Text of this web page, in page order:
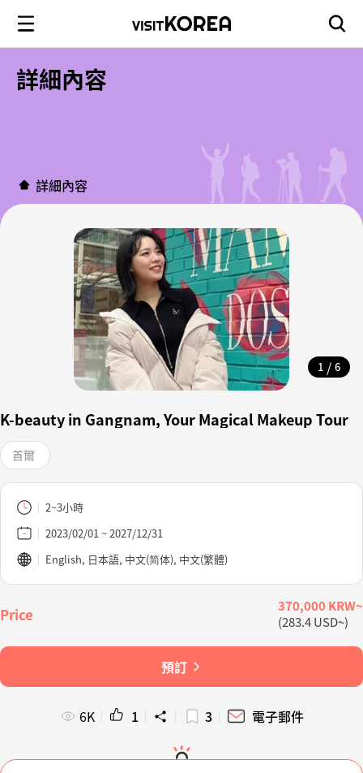
詳細內容
詳細內容
1 / 6
K-beauty in Gangnam, Your Magical Makeup Tour
首爾
370,000 KRW~
(283.4 USD~)
2~3小時
2023/02/01 ~ 2027/12/31
English, 日本語, 中文(简体), 中文(繁體)
預訂
6K 1 3 電子郵件